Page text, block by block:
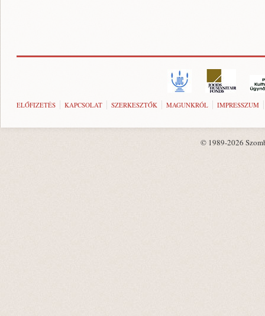
ELŐFIZETÉS KAPCSOLAT SZERKESZTŐK MAGUNKRÓL IMPRESSZUM
© 1989-2026